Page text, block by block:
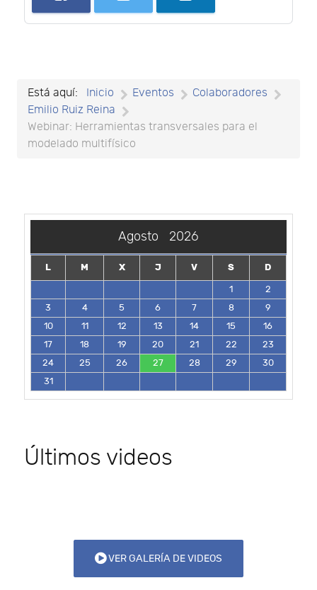
Está aquí: Inicio Eventos
Colaboradores
Emilio Ruiz Reina
Webinar: Herramientas transversales para el
modelado multifísico
Agosto 2026
L M X J V S
D
1
2
3
4 5 6 7 8
9
10
11 12 13 14 15
16
17
18 19 20 21 22
23
24
25 26 27 28 29
30
31
Últimos videos
VER GALERÍA DE VIDEOS